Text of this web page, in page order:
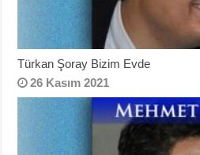
Türkan Şoray Bizim Evde
26 Kasım 2021